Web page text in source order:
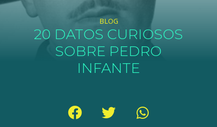
BLOG
20 DATOS CURIOSOS
SOBRE PEDRO
INFANTE